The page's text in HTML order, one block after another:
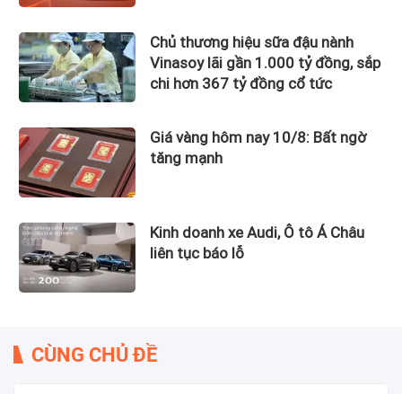
Chủ thương hiệu sữa đậu nành
Vinasoy lãi gần 1.000 tỷ đồng, sắp
chi hơn 367 tỷ đồng cổ tức
Giá vàng hôm nay 10/8: Bất ngờ
tăng mạnh
Kinh doanh xe Audi, Ô tô Á Châu
liên tục báo lỗ
CÙNG CHỦ ĐỀ